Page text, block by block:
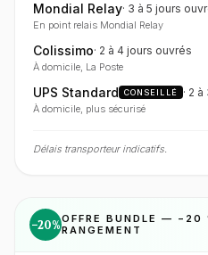
Mondial Relay· 3 à 5 jours
En point relais Mondial Relay
Colissimo· 2 à 4 jours ouvrés
À domicile, La Poste
UPS Standard CONSEILLÉ · 2 à
À domicile, plus sécurisé
Délais transporteur indicatifs.
−20%OFFRE BUNDLE — − 20
RANGEMENT